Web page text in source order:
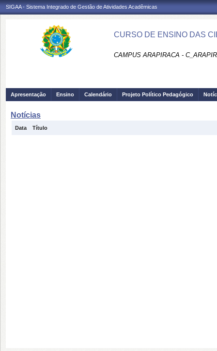
SIGAA - Sistema Integrado de Gestão de Atividades Acadêmicas
CURSO DE ENSINO DAS
CAMPUS ARAPIRACA -
Apresentação Ensino Calendário Projeto Político Pedagógico
Notícias
Data Título